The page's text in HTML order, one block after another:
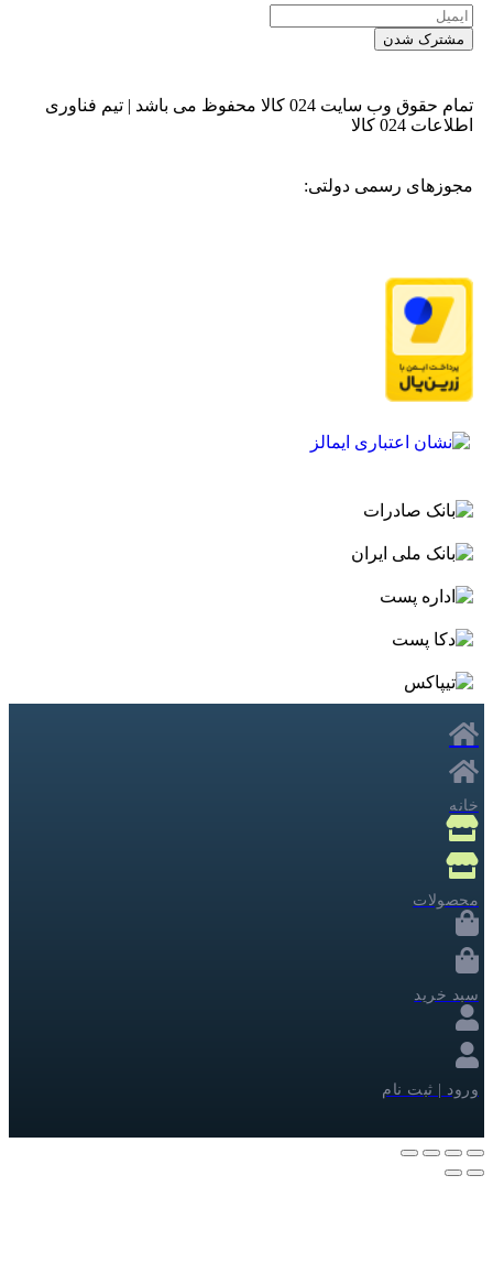
مشترک شدن
تمام حقوق وب سایت 024 کالا محفوظ می باشد | تیم فناوری
اطلاعات 024 کالا
مجوزهای رسمی دولتی:
خانه
محصولات
سبد خرید
ورود | ثبت نام